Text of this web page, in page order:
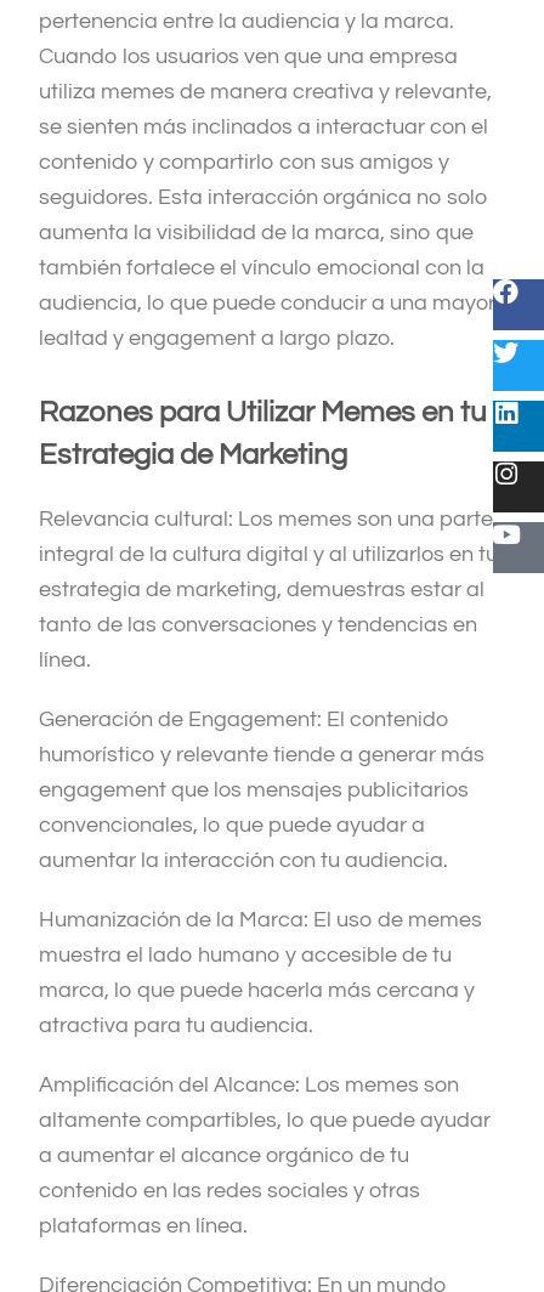
pertenencia entre la audiencia y la marca.
Cuando los usuarios ven que una empresa
utiliza memes de manera creativa y relevante,
se sienten más inclinados a interactuar con el
contenido y compartirlo con sus amigos y
seguidores. Esta interacción orgánica no solo
aumenta la visibilidad de la marca, sino que
también fortalece el vínculo emocional con la
audiencia, lo que puede conducir a una mayor
lealtad y engagement a largo plazo.
Razones para Utilizar Memes en tu
Estrategia de Marketing
Relevancia cultural: Los memes son una parte
integral de la cultura digital y al utilizarlos en tu
estrategia de marketing, demuestras estar al
tanto de las conversaciones y tendencias en
línea.
Generación de Engagement: El contenido
humorístico y relevante tiende a generar más
engagement que los mensajes publicitarios
convencionales, lo que puede ayudar a
aumentar la interacción con tu audiencia.
Humanización de la Marca: El uso de memes
muestra el lado humano y accesible de tu
marca, lo que puede hacerla más cercana y
atractiva para tu audiencia.
Amplificación del Alcance: Los memes son
altamente compartibles, lo que puede ayudar
a aumentar el alcance orgánico de tu
contenido en las redes sociales y otras
plataformas en línea.
Diferenciación Competitiva: En un mundo